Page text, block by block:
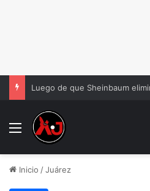
Menu
Inicio /Juárez